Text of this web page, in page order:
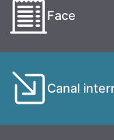
Face
Canal